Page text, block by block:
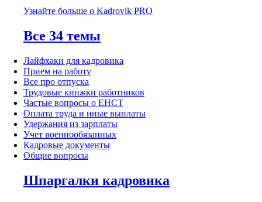
Узнайте больше о Kadrovik PRO
Все 34 темы
Лайфхаки для кадровика
Прием на работу
Все про отпуска
Трудовые книжки работников
Частые вопросы о ЕНСТ
Оплата труда и иные выплаты
Удержания из зарплаты
Учет военнообязанных
Кадровые документы
Общие вопросы
Шпаргалки кадровика